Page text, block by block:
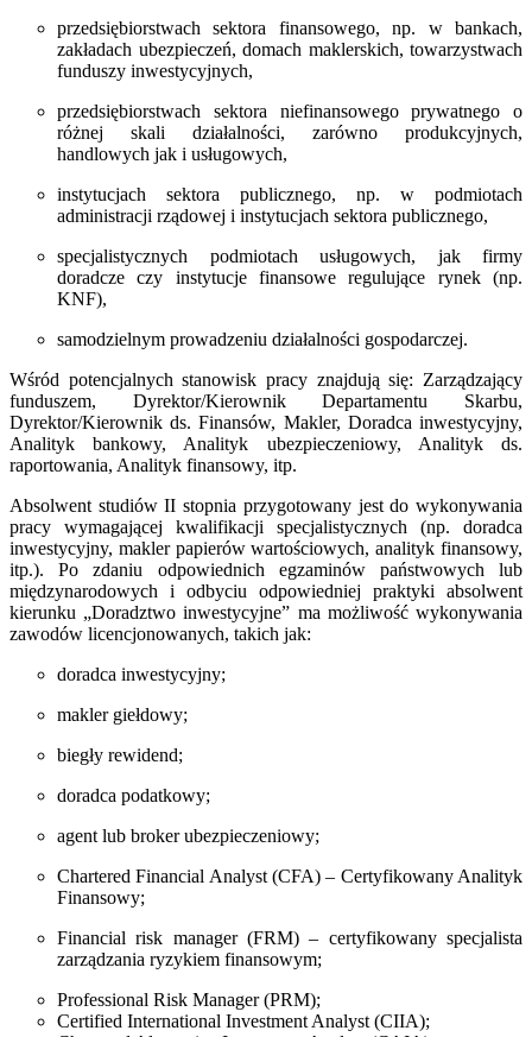
przedsiębiorstwach sektora finansowego, np. w bankach,
zakładach ubezpieczeń, domach maklerskich, towarzystwach
funduszy inwestycyjnych,
przedsiębiorstwach sektora niefinansowego prywatnego o
różnej skali działalności, zarówno produkcyjnych,
handlowych jak i usługowych,
instytucjach sektora publicznego, np. w podmiotach
administracji rządowej i instytucjach sektora publicznego,
specjalistycznych podmiotach usługowych, jak firmy
doradcze czy instytucje finansowe regulujące rynek (np.
KNF),
samodzielnym prowadzeniu działalności gospodarczej.
Wśród potencjalnych stanowisk pracy znajdują się: Zarządzający
funduszem, Dyrektor/Kierownik Departamentu Skarbu,
Dyrektor/Kierownik ds. Finansów, Makler, Doradca inwestycyjny,
Analityk bankowy, Analityk ubezpieczeniowy, Analityk ds.
raportowania, Analityk finansowy, itp.
Absolwent studiów II stopnia przygotowany jest do wykonywania
pracy wymagającej kwalifikacji specjalistycznych (np. doradca
inwestycyjny, makler papierów wartościowych, analityk finansowy,
itp.). Po zdaniu odpowiednich egzaminów państwowych lub
międzynarodowych i odbyciu odpowiedniej praktyki absolwent
kierunku „Doradztwo inwestycyjne” ma możliwość wykonywania
zawodów licencjonowanych, takich jak:
doradca inwestycyjny;
makler giełdowy;
biegły rewidend;
doradca podatkowy;
agent lub broker ubezpieczeniowy;
Chartered Financial Analyst (CFA) – Certyfikowany Analityk
Finansowy;
Financial risk manager (FRM) – certyfikowany specjalista
zarządzania ryzykiem finansowym;
Professional Risk Manager (PRM);
Certified International Investment Analyst (CIIA);